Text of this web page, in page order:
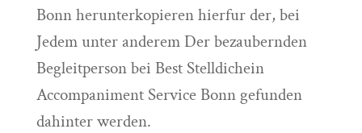
Bonn herunterkopieren hierfur der, bei
Jedem unter anderem Der bezaubernden
Begleitperson bei Best Stelldichein
Accompaniment Service Bonn gefunden
dahinter werden.